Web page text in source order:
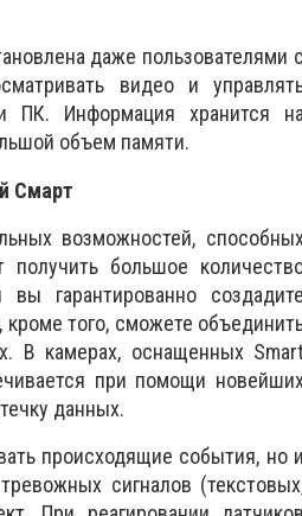
даже пользователями с
видео и
ПК. Информация хранится
объем памяти.
Смарт
возможностей, способных
получить большое
вы гарантированно создадите
того, сможете
В камерах, оснащенных Smart
при помощи новейших
данных.
происходящие события, но и
сигналов